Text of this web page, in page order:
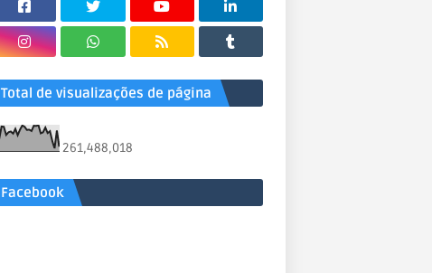
Total de visualizações de página
261,488,018
Facebook